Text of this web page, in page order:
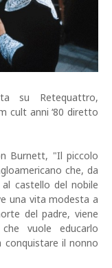
su Retequattro,
cult anni ‘80 diretto
Burnett, "Il piccolo
che, da
castello del nobile
una vita modesta a
del padre, viene
vuole educarlo
conquistare il nonno